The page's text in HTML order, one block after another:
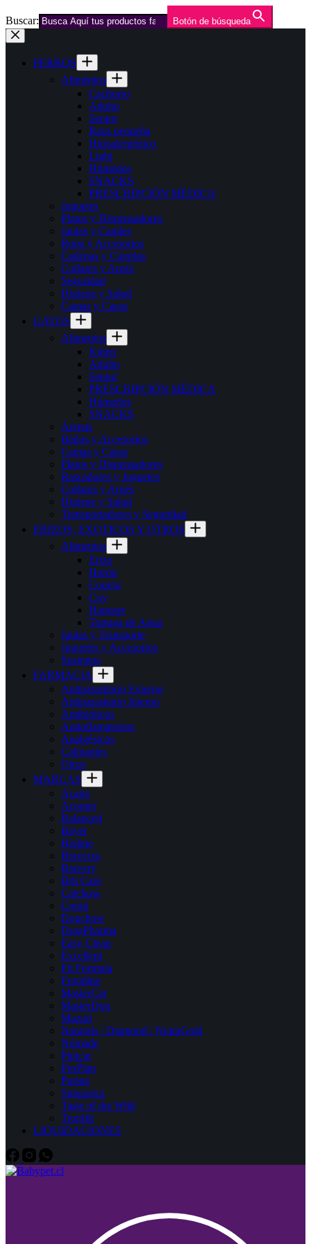
Buscar: Botón de búsqueda
Saltar
al
contenidoPERROS
Alimentos
Cachorro
Adulto
Senior
Raza pequeña
Hipoalergénico
Light
Húmedos
SNACKS
PRESCRIPCIÓN MÉDICA
Juguetes
Platos y Dispensadores
Jaulas y Caniles
Ropa y Accesorios
Cadenas y Cuerdas
Collares y Arnés
Seguridad
Higiene y Salud
Camas y Casas
GATOS
Alimentos
Kitten
Adulto
Senior
PRESCRIPCIÓN MÉDICA
Húmedos
SNACKS
Arenas
Baños y Accesorios
Camas y Casas
Platos y Dispensadores
Rascadores y Juguetes
Collares y Arnés
Higiene y Salud
Transportadores y Seguridad
ERIZOS, EXOTICOS Y OTROS
Alimentos
Erizo
Hurón
Conejo
Cuy
Hamster
Tortuga de Agua
Jaulas y Transporte
Juguetes y Accesorios
Sustratos
FARMACIA
Antiparasitario Externo
Antiparasitario Interno
Antibióticos
Antinflamatorios
Analgésicos
Calmantes
Otros
MARCAS
Acana
Acomer
Balanced
Bayer
Bioline
Bravecto
Bravery
Brit Care
Catchow
Cremi
Dogchow
DragPharma
Easy Clean
Excellent
Fit Formula
Frontline
MasterCat
MasterDog
Mazuri
Naturals / Diamond / NutraGold
Nómade
Pipicat
ProPlan
Purina
Simparica
Taste of the Wild
Tropifit
LIQUIDACIONES